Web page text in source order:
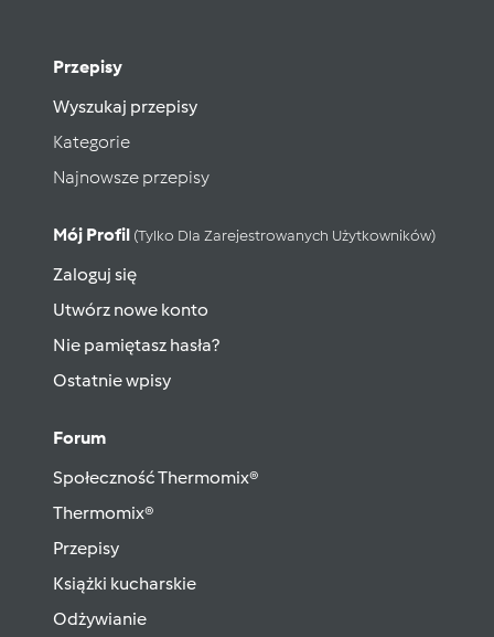
Przepisy
Wyszukaj przepisy
Kategorie
Najnowsze przepisy
Mój Profil (tylko Dla Zarejestrowanych Użytkowników)
Zaloguj się
Utwórz nowe konto
Nie pamiętasz hasła?
Ostatnie wpisy
Forum
Społeczność Thermomix®
Thermomix®
Przepisy
Książki kucharskie
Odżywianie